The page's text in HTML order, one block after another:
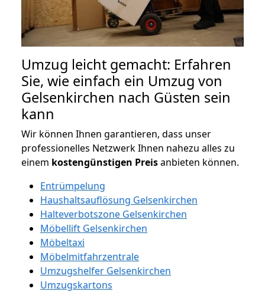
Umzug leicht gemacht: Erfahren
Sie, wie einfach ein Umzug von
Gelsenkirchen nach Güsten sein
kann
Wir können Ihnen garantieren, dass unser
professionelles Netzwerk Ihnen nahezu alles zu
einem kostengünstigen Preisanbieten können.
Entrümpelung
Haushaltsauflösung Gelsenkirchen
Halteverbotszone Gelsenkirchen
Möbellift Gelsenkirchen
Möbeltaxi
Möbelmitfahrzentrale
Umzugshelfer Gelsenkirchen
Umzugskartons